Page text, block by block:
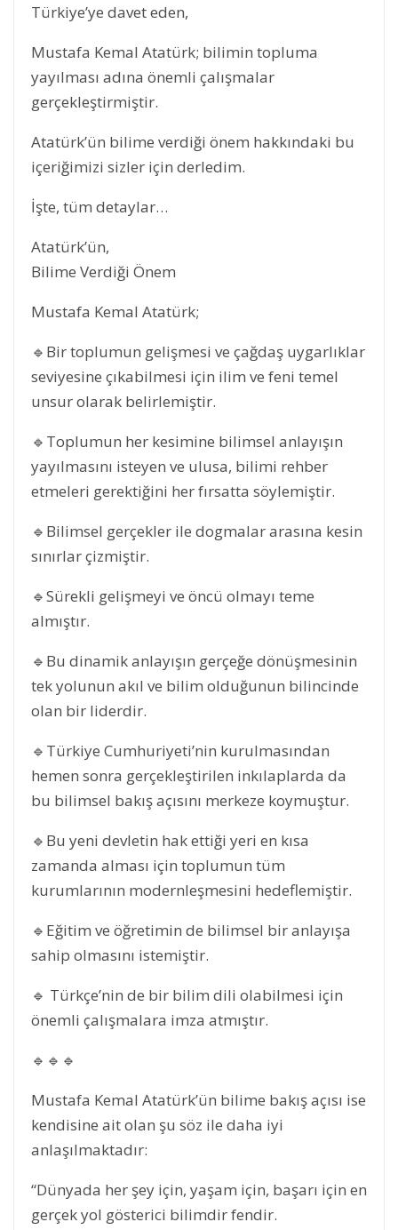
Türkiye’ye davet eden,
Mustafa Kemal Atatürk; bilimin topluma
yayılması adına önemli çalışmalar
gerçekleştirmiştir.
Atatürk’ün bilime verdiği önem hakkındaki bu
içeriğimizi sizler için derledim.
İşte, tüm detaylar…
Atatürk’ün,
Bilime Verdiği Önem
Mustafa Kemal Atatürk;
🔹Bir toplumun gelişmesi ve çağdaş uygarlıklar
seviyesine çıkabilmesi için ilim ve feni temel
unsur olarak belirlemiştir.
🔹Toplumun her kesimine bilimsel anlayışın
yayılmasını isteyen ve ulusa, bilimi rehber
etmeleri gerektiğini her fırsatta söylemiştir.
🔹Bilimsel gerçekler ile dogmalar arasına kesin
sınırlar çizmiştir.
🔹Sürekli gelişmeyi ve öncü olmayı teme
almıştır.
🔹Bu dinamik anlayışın gerçeğe dönüşmesinin
tek yolunun akıl ve bilim olduğunun bilincinde
olan bir liderdir.
🔹Türkiye Cumhuriyeti’nin kurulmasından
hemen sonra gerçekleştirilen inkılaplarda da
bu bilimsel bakış açısını merkeze koymuştur.
🔹Bu yeni devletin hak ettiği yeri en kısa
zamanda alması için toplumun tüm
kurumlarının modernleşmesini hedeflemiştir.
🔹Eğitim ve öğretimin de bilimsel bir anlayışa
sahip olmasını istemiştir.
🔹 Türkçe’nin de bir bilim dili olabilmesi için
önemli çalışmalara imza atmıştır.
🔹🔹🔹
Mustafa Kemal Atatürk’ün bilime bakış açısı ise
kendisine ait olan şu söz ile daha iyi
anlaşılmaktadır:
“Dünyada her şey için, yaşam için, başarı için en
gerçek yol gösterici bilimdir fendir.